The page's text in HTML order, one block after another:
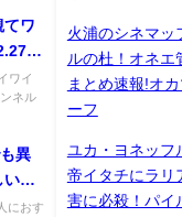
てワ
ワイ
ネル
異
理
におす
火浦のシネマッ
ルの杜！オネエ
まとめ速報!オ
ーフ
ユカ・ヨネッフ
帝イタチにラリ
害に必殺！パイ